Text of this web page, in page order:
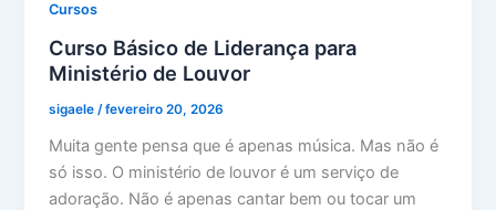
Cursos
Curso Básico de Liderança para
Ministério de Louvor
sigaele /fevereiro 20, 2026
Muita gente pensa que é apenas música. Mas não é
só isso. O ministério de louvor é um serviço de
adoração. Não é apenas cantar bem ou tocar um